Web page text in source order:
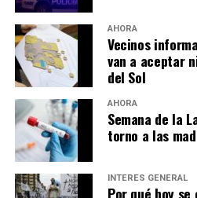
AHORA
Vecinos
van a aceptar
del Sol
AHORA
Semana de la
torno a las
INTERÉS GENERAL
Por qué hoy se